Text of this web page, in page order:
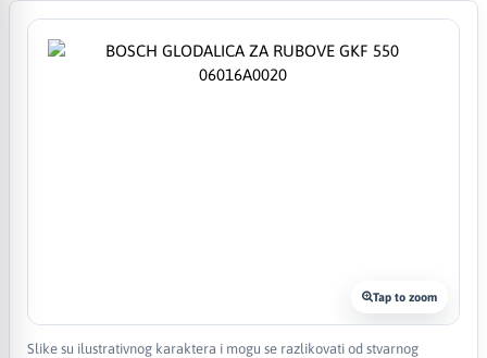
Tap to zoom
Slike su ilustrativnog karaktera i mogu se razlikovati od stvarnog